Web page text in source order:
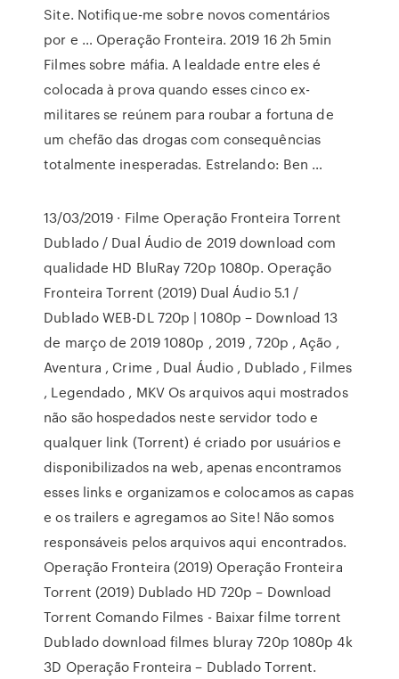
Site. Notifique-me sobre novos comentários
por e … Operação Fronteira. 2019 16 2h 5min
Filmes sobre máfia. A lealdade entre eles é
colocada à prova quando esses cinco ex-
militares se reúnem para roubar a fortuna de
um chefão das drogas com consequências
totalmente inesperadas. Estrelando: Ben …
13/03/2019 · Filme Operação Fronteira Torrent
Dublado / Dual Áudio de 2019 download com
qualidade HD BluRay 720p 1080p. Operação
Fronteira Torrent (2019) Dual Áudio 5.1 /
Dublado WEB-DL 720p | 1080p – Download 13
de março de 2019 1080p , 2019 , 720p , Ação ,
Aventura , Crime , Dual Áudio , Dublado , Filmes
, Legendado , MKV Os arquivos aqui mostrados
não são hospedados neste servidor todo e
qualquer link (Torrent) é criado por usuários e
disponibilizados na web, apenas encontramos
esses links e organizamos e colocamos as capas
e os trailers e agregamos ao Site! Não somos
responsáveis pelos arquivos aqui encontrados.
Operação Fronteira (2019) Operação Fronteira
Torrent (2019) Dublado HD 720p – Download
Torrent Comando Filmes - Baixar filme torrent
Dublado download filmes bluray 720p 1080p 4k
3D Operação Fronteira – Dublado Torrent.